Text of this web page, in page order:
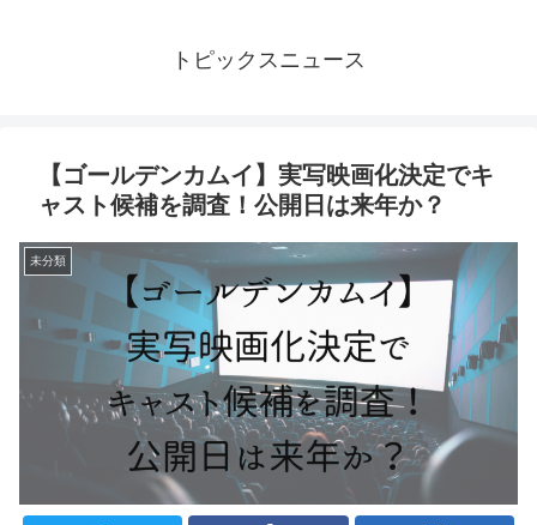
トピックスニュース
【ゴールデンカムイ】実写映画化決定でキ
ャスト候補を調査！公開日は来年か？
未分類